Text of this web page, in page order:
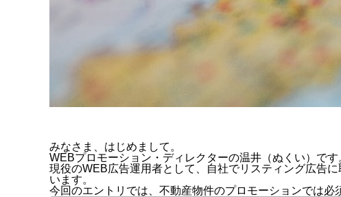
みなさま、はじめまして。
WEBプロモーション・ディレクターの温井（ぬくい）です
現役のWEB広告運用者として、自社でリスティング広告
います。
今回のエントリでは、不動産物件のプロモーションでは必